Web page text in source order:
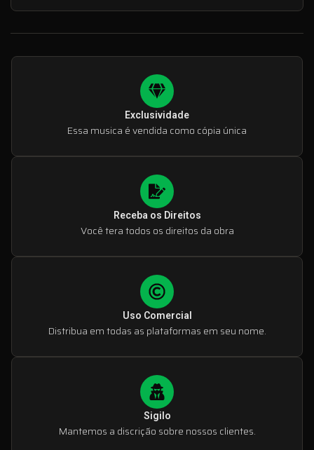
Exclusividade
Essa musica é vendida como cópia única
Receba os Direitos
Você tera todos os direitos da obra
Uso Comercial
Distribua em todas as plataformas em seu nome.
Sigilo
Mantemos a discrição sobre nossos clientes.